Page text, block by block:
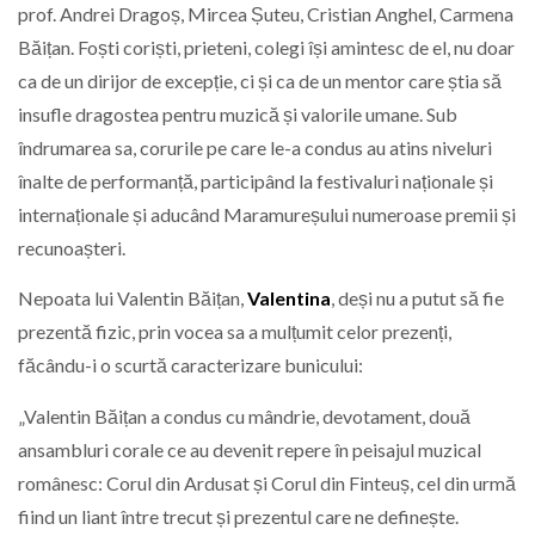
prof. Andrei Dragoș, Mircea Șuteu, Cristian Anghel, Carmena
Băițan. Foști coriști, prieteni, colegi își amintesc de el, nu doar
ca de un dirijor de excepție, ci și ca de un mentor care știa să
insufle dragostea pentru muzică și valorile umane. Sub
îndrumarea sa, corurile pe care le-a condus au atins niveluri
înalte de performanță, participând la festivaluri naționale și
internaționale și aducând Maramureșului numeroase premii și
recunoașteri.
Nepoata lui Valentin Băițan,Valentina, deși nu a putut să fie
prezentă fizic, prin vocea sa a mulțumit celor prezenți,
făcându-i o scurtă caracterizare bunicului:
„Valentin Băițan a condus cu mândrie, devotament, două
ansambluri corale ce au devenit repere în peisajul muzical
românesc: Corul din Ardusat și Corul din Finteuș, cel din urmă
fiind un liant între trecut și prezentul care ne definește.